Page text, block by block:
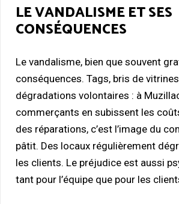
LE VANDALISME ET SES
CONSÉQUENCES
Le vandalisme, bien que souvent
conséquences. Tags, bris de
dégradations volontaires : à
commerçants en subissent les
des réparations, c’est l’image du
pâtit. Des locaux régulièrement
les clients. Le préjudice est aussi
tant pour l’équipe que pour les